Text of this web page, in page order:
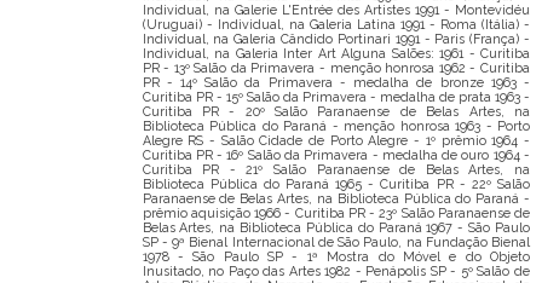
Individual, na Galerie L'Entrée des Artistes 1991 - Montevidéu
(Uruguai) - Individual, na Galeria Latina 1991 - Roma (Itália) -
Individual, na Galeria Cândido Portinari 1991 - Paris (França) -
Individual, na Galeria Inter Art Alguna Salões: 1961 - Curitiba
PR - 13º Salão da Primavera - menção honrosa 1962 - Curitiba
PR - 14º Salão da Primavera - medalha de bronze 1963 -
Curitiba PR - 15º Salão da Primavera - medalha de prata 1963 -
Curitiba PR - 20º Salão Paranaense de Belas Artes, na
Biblioteca Pública do Paraná - menção honrosa 1963 - Porto
Alegre RS - Salão Cidade de Porto Alegre - 1º prêmio 1964 -
Curitiba PR - 16º Salão da Primavera - medalha de ouro 1964 -
Curitiba PR - 21º Salão Paranaense de Belas Artes, na
Biblioteca Pública do Paraná 1965 - Curitiba PR - 22º Salão
Paranaense de Belas Artes, na Biblioteca Pública do Paraná -
prêmio aquisição 1966 - Curitiba PR - 23º Salão Paranaense de
Belas Artes, na Biblioteca Pública do Paraná 1967 - São Paulo
SP - 9ª Bienal Internacional de São Paulo, na Fundação Bienal
1978 - São Paulo SP - 1ª Mostra do Móvel e do Objeto
Inusitado, no Paço das Artes 1982 - Penápolis SP - 5º Salão de